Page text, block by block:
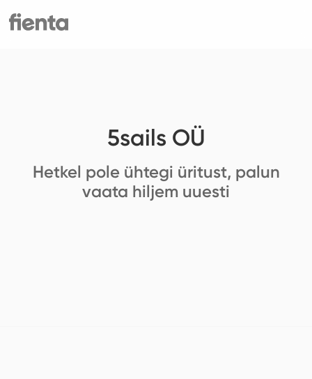
5sails OÜ
Hetkel pole ühtegi üritust, palun
vaata hiljem uuesti